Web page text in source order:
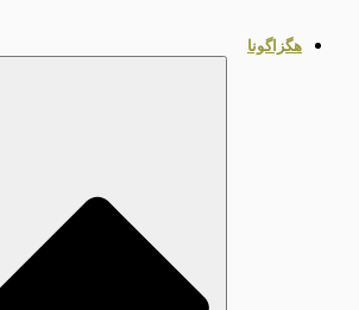
هگزاگونا